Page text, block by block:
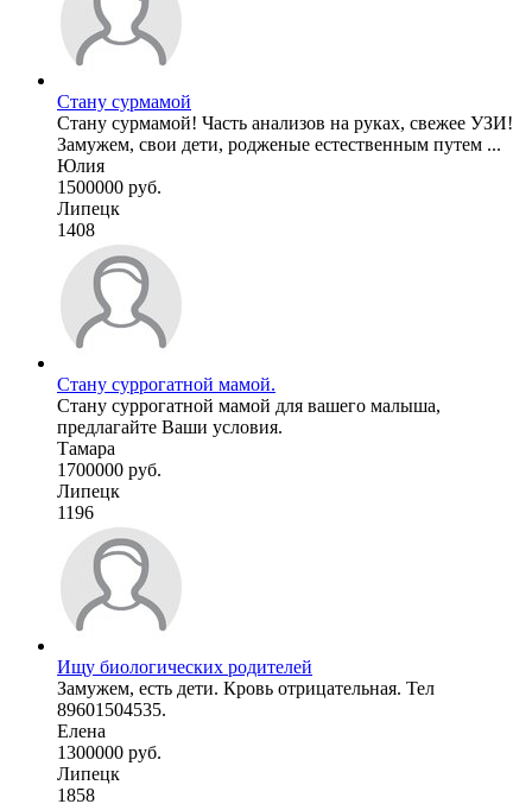
Стану сурмамой
Стану сурмамой! Часть анализов на руках, свежее УЗИ!
Замужем, свои дети, родженые естественным путем ...
Юлия
1500000 руб.
Липецк
1408
Стану суррогатной мамой.
Стану суррогатной мамой для вашего малыша,
предлагайте Ваши условия.
Тамара
1700000 руб.
Липецк
1196
Ищу биологических родителей
Замужем, есть дети. Кровь отрицательная. Тел
89601504535.
Елена
1300000 руб.
Липецк
1858